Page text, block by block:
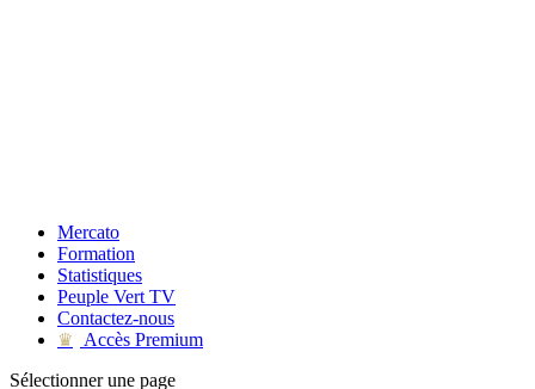
Mercato
Formation
Statistiques
Peuple Vert TV
Contactez-nous
♛
Accès Premium
Sélectionner une page